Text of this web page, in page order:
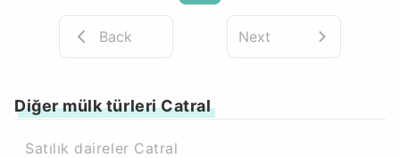
Back Next
Diğer mülk türleri Catral
Satılık daireler Catral